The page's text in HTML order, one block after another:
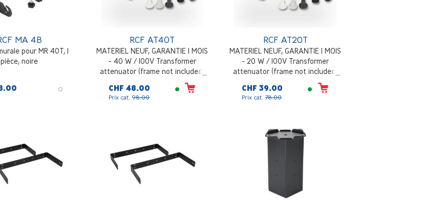
MA 4B
pour MR 40T, 1
pièce, noire
RCF AT40T
MATERIEL NEUF, GARANTIE 1 MOIS
- 40 W / 100V Transformer
attenuator (frame not included)
CHF 48.00
Prix cat.98.00
RCF AT20T
MATERIEL NEUF, GARANTIE 1 MOIS
- 20 W / 100V Transformer
attenuator (frame not included)
CHF 39.00
Prix cat.78.00